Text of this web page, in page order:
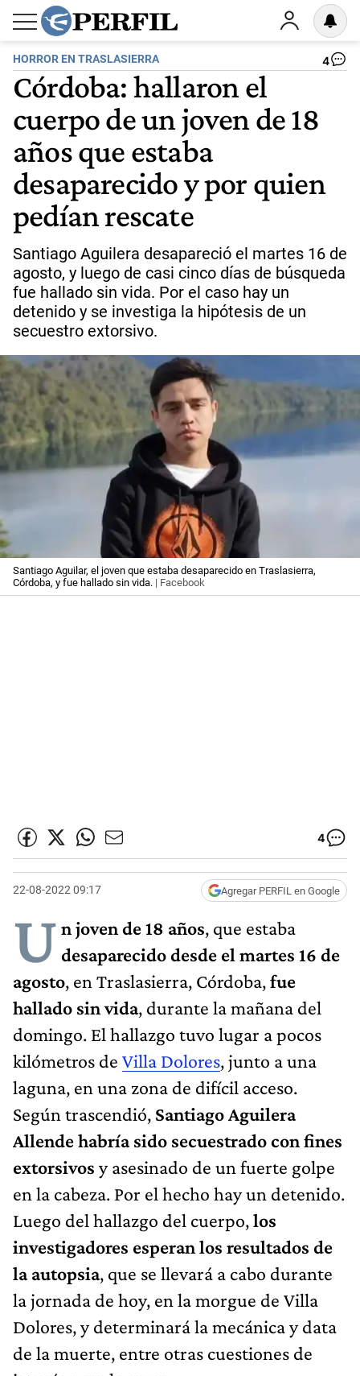
HORROR EN TRASLASIERRA 4
Córdoba: hallaron el
cuerpo de un joven de 18
años que estaba
desaparecido y por quien
pedían rescate
Santiago Aguilera desapareció el martes 16 de
agosto, y luego de casi cinco días de búsqueda
fue hallado sin vida. Por el caso hay un
detenido y se investiga la hipótesis de un
secuestro extorsivo.
Santiago Aguilar, el joven que estaba desaparecido en Traslasierra,
Córdoba, y fue hallado sin vida. | Facebook
4
22-08-2022 09:17 Agregar PERFIL en Google
U n joven de 18 años, que estaba
desaparecido desde el martes 16 de
agosto, en Traslasierra, Córdoba,fue
hallado sin vida, durante la mañana del
domingo. El hallazgo tuvo lugar a pocos
kilómetros de Villa Dolores, junto a una
laguna, en una zona de difícil acceso.
Según trascendió, Santiago Aguilera
Allende habría sido secuestrado con fines
extorsivos y asesinado de un fuerte golpe
en la cabeza. Por el hecho hay un detenido.
Luego del hallazgo del cuerpo,los
investigadores esperan los resultados de
la autopsia, que se llevará a cabo durante
la jornada de hoy, en la morgue de Villa
Dolores, y determinará la mecánica y data
de la muerte, entre otras cuestiones de